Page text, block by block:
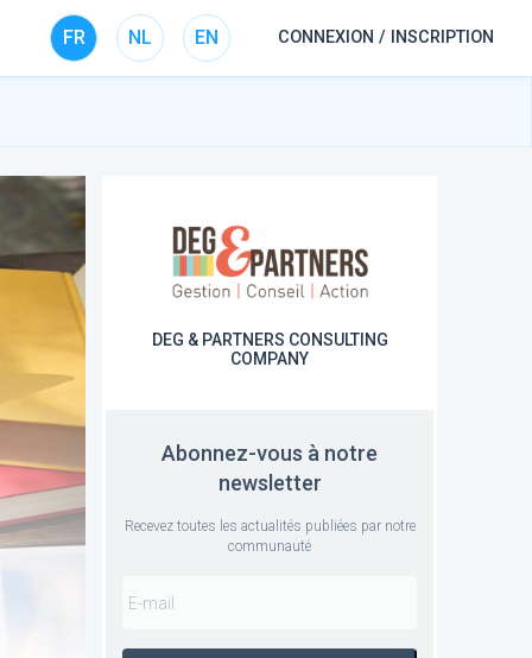
FR NL EN CONNEXION / INSCRIPTION
DEG & PARTNERS CONSULTING
COMPANY
Abonnez-vous à notre
newsletter
Recevez toutes les actualités publiées par notre
communauté